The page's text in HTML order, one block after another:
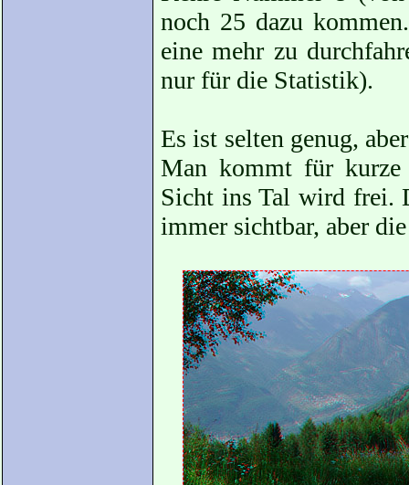
noch 25 dazu
eine mehr zu
nur für die Statistik).
Es ist selten genug,
Man kommt für kurze
Sicht ins Tal wird frei.
immer sichtbar, aber